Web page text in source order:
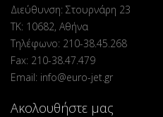
Διεύθυνση: Στουρνάρη 23
ΤΚ: 10682, Αθήνα
Τηλέφωνο: 210-38.45.268
Fax: 210-38.47.479
Email: info@euro-jet.gr
Ακολουθήστε μας